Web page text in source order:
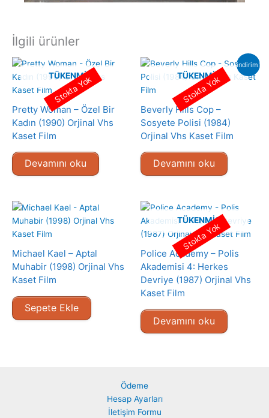
İlgili ürünler
TÜKENMIŞ
Pretty Woman – Özel Bir
Kadın (1990) Orjinal Vhs
Kaset Film
Devamını oku
Stokta Yok
indirim!
TÜKENMIŞ
Beverly Hills Cop –
Sosyete Polisi (1984)
Orjinal Vhs Kaset Film
Devamını oku
Stokta Yok
Michael Kael – Aptal
Muhabir (1998) Orjinal Vhs
Kaset Film
Sepete Ekle
TÜKENMIŞ
Police Academy – Polis
Akademisi 4: Herkes
Devriye (1987) Orjinal Vhs
Kaset Film
Devamını oku
Stokta Yok
Ödeme
Hesap Ayarları
İletişim Formu